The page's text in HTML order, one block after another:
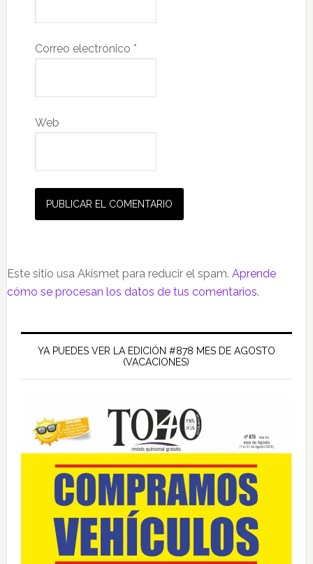
Correo electrónico *
Web
Este sitio usa Akismet para reducir el spam. Aprende
cómo se procesan los datos de tus comentarios.
Barra
lateral
principal
YA PUEDES VER LA EDICIÓN #878 MES DE AGOSTO
(VACACIONES)